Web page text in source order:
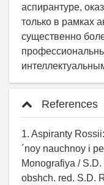
аспирантуре,
только в рамках
существенно
References
1. Aspiranty
´noy nauchnoy i
Monografiya /
obshch. red. S.D.